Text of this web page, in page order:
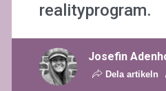
realityprogram.
Josefin
Dela artikeln